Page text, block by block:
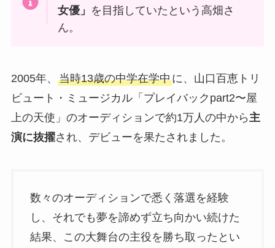
女優」 を目指していたという高畑さ
ん。
2005年、 当時13歳の中学在学中に、山口百恵トリ
ビュート・ミュージカル「プレイバックpart2〜屋
上の天使」のオーディションで約1万人の中から主
演に抜擢され、デビューを果たされました。
数々のオーディションで悉く落選を経験
し、それでも夢を諦めず立ち向かい続けた
結果、この大舞台の主役を勝ち取ったとい